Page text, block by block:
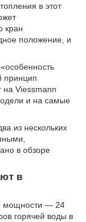
в этот
кран
положение, и
принцип
на Viessmann
и на самые
из нескольких
в обзоре
в
мощности — 24
горячей воды в